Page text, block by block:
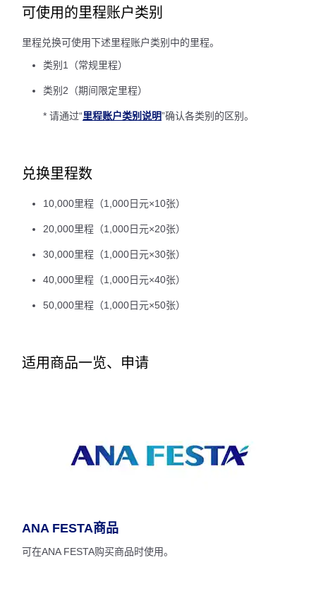
可使用的里程账户类别
里程兑换可使用下述里程账户类别中的里程。
类别1（常规里程）
类别2（期间限定里程）
* 请通过“里程账户类别说明”确认各类别的区别。
兑换里程数
10,000里程（1,000日元×10张）
20,000里程（1,000日元×20张）
30,000里程（1,000日元×30张）
40,000里程（1,000日元×40张）
50,000里程（1,000日元×50张）
适用商品一览、申请
ANA FESTA商品
可在ANA FESTA购买商品时使用。